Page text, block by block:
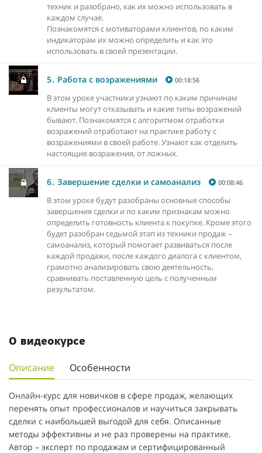
техник и разобрано, как их можно использовать в
каждом случае.
Познакомятся с мотиваторами клиентов, по каким
индикаторам их можно определить и как это
использовать в своей презентации.
5. Работа с возражениями 00:18:56
В этом уроке участники узнают по каким причинам
клиенты могут отказывать и какие типы возражений
бывают. Познакомятся с алгоритмом отработки
возражений отработают на практике работу с
возражениями в своей работе. Узнают как отделить
настоящие возражения, от ложных.
6. Завершение сделки и самоанализ 00:08:46
В этом уроке будут разобраны основные способы
завершения сделки и по каким признакам можно
определить готовность клиента к покупке. Кроме этого
будет разобран седьмой этап из техники продаж –
самоанализ, который помогает развиваться после
каждой продажи, после каждого диалога с клиентом,
грамотно анализировать свою деятельность,
сравнивать поставленную цель с полученным
результатом.
О видеокурсе
Описание Особенности
Онлайн-курс для новичков в сфере продаж, желающих
перенять опыт профессионалов и научиться закрывать
сделки с наибольшей выгодой для себя. Описанные
методы эффективны и не раз проверены на практике.
Автор – эксперт по продажам и сертифицированный